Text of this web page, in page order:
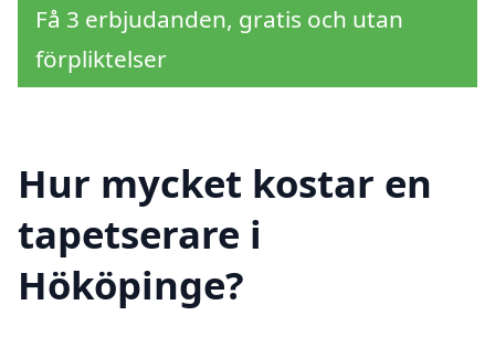
Få 3 erbjudanden, gratis och utan
förpliktelser
Hur mycket kostar en
tapetserare i
Hököpinge?